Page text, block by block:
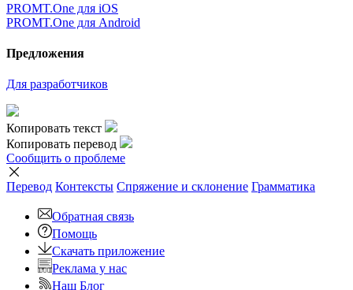
PROMT.One для iOS
PROMT.One для Android
Предложения
Для разработчиков
Копировать текст
Копировать перевод
Сообщить о проблеме
Перевод Контексты Спряжение и склонение Грамматика
Обратная связь
Помощь
Скачать приложение
Реклама у нас
Наш Блог